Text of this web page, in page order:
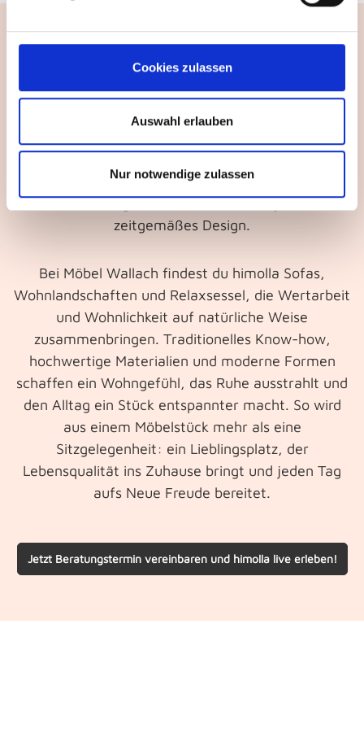
Cookies zulassen
Auswahl erlauben
Nur notwendige zulassen
Hinter jedem himolla Möbelstück steht ein hoher
Anspruch an Handwerk, Komfort und
eine Sitzgelegenheit: Sie verbinden sorgfältige
Verarbeitung mit einem feinen Gespür für
zeitgemäßes Design.
Bei Möbel Wallach findest du himolla Sofas,
Wohnlandschaften und Relaxsessel, die Wertarbeit
und Wohnlichkeit auf natürliche Weise
zusammenbringen. Traditionelles Know-how,
hochwertige Materialien und moderne Formen
schaffen ein Wohngefühl, das Ruhe ausstrahlt und
den Alltag ein Stück entspannter macht. So wird
aus einem Möbelstück mehr als eine
Sitzgelegenheit: ein Lieblingsplatz, der
Lebensqualität ins Zuhause bringt und jeden Tag
aufs Neue Freude bereitet.
Jetzt Beratungstermin vereinbaren und himolla live erleben!